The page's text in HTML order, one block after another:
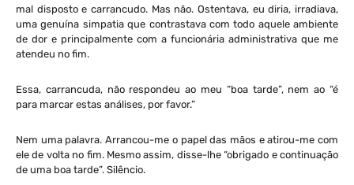
mal disposto e carrancudo. Mas não. Ostentava, eu diria, irradiava,
uma genuína simpatia que contrastava com todo aquele ambiente
de dor e principalmente com a funcionária administrativa que me
atendeu no fim.
Essa, carrancuda, não respondeu ao meu “boa tarde”, nem ao “é
para marcar estas análises, por favor.”
Nem uma palavra. Arrancou-me o papel das mãos e atirou-me com
ele de volta no fim. Mesmo assim, disse-lhe “obrigado e continuação
de uma boa tarde”. Silêncio.